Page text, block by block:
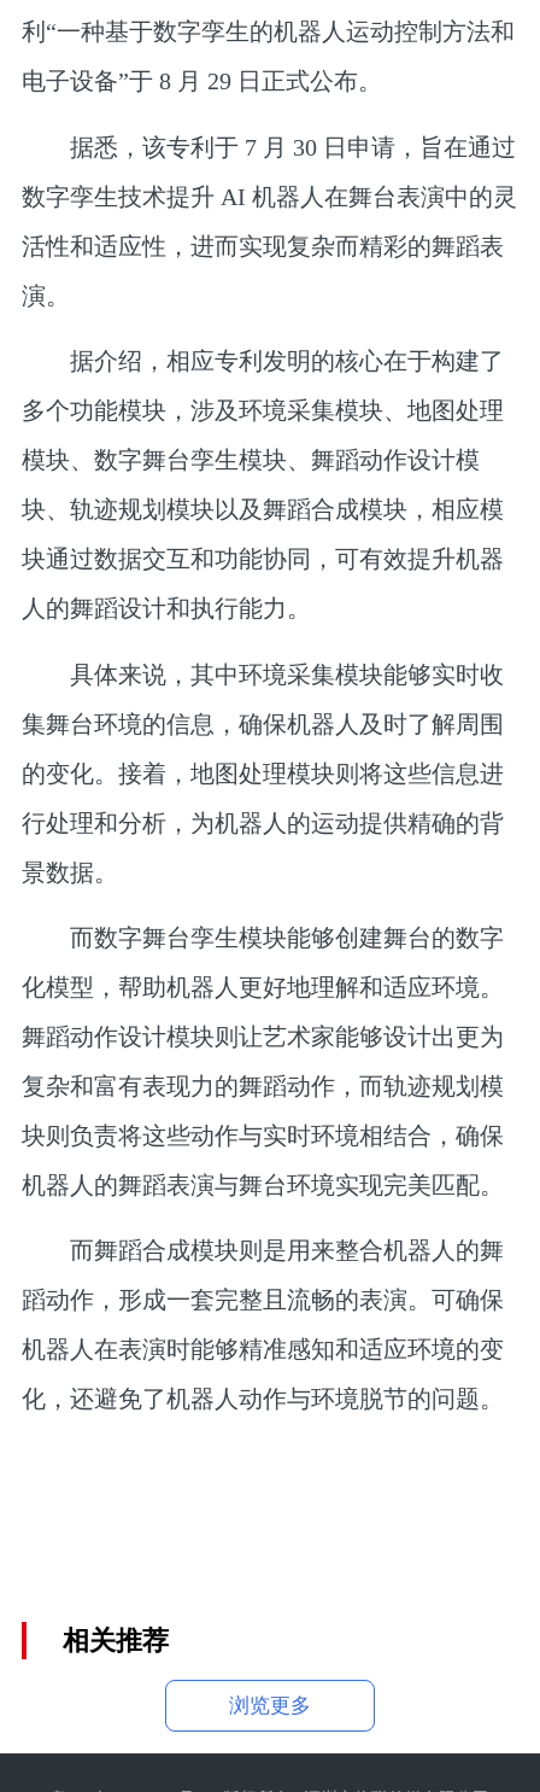
利“一种基于数字孪生的机器人运动控制方法和
电子设备”于 8 月 29 日正式公布。
据悉，该专利于 7 月 30 日申请， 旨在通过
数字孪生技术提升 AI 机器人在舞台表演中的灵
活性和适应性，进而实现复杂而精彩的舞蹈表
演。
据介绍，相应专利发明的核心在于构建了
多个功能模块，涉及环境采集模块、地图处理
模块、数字舞台孪生模块、舞蹈动作设计模
块、轨迹规划模块以及舞蹈合成模块，相应模
块通过数据交互和功能协同，可有效提升机器
人的舞蹈设计和执行能力。
具体来说，其中环境采集模块能够实时收
集舞台环境的信息，确保机器人及时了解周围
的变化。接着，地图处理模块则将这些信息进
行处理和分析，为机器人的运动提供精确的背
景数据。
而数字舞台孪生模块能够创建舞台的数字
化模型，帮助机器人更好地理解和适应环境。
舞蹈动作设计模块则让艺术家能够设计出更为
复杂和富有表现力的舞蹈动作，而轨迹规划模
块则负责将这些动作与实时环境相结合，确保
机器人的舞蹈表演与舞台环境实现完美匹配。
而舞蹈合成模块则是用来整合机器人的舞
蹈动作，形成一套完整且流畅的表演。可确保
机器人在表演时能够精准感知和适应环境的变
化，还避免了机器人动作与环境脱节的问题。
相关推荐
浏览更多